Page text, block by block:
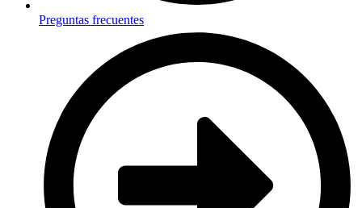
Preguntas frecuentes